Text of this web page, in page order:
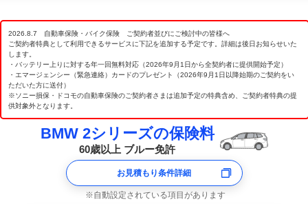
2026.8.7 自動車保険・バイク保険 ご契約者並びにご検討中の皆様へ
ご契約者特典として利用できるサービスに下記を追加する予定です。詳細は後日お知らせいた
します。
・バッテリー上りに対する年一回無料対応（2026年9月1日から全契約者に提供開始予定）
・エマージェンシー（緊急連絡）カードのプレゼント（2026年9月1日以降始期のご契約をい
ただいた方に送付）
※ソニー損保・ドコモの自動車保険のご契約者さまは追加予定の特典含め、ご契約者特典の提
供対象外となります。
BMW 2シリーズの保険料
60歳以上 ブルー免許
お見積もり条件詳細
自動設定されている項目があります